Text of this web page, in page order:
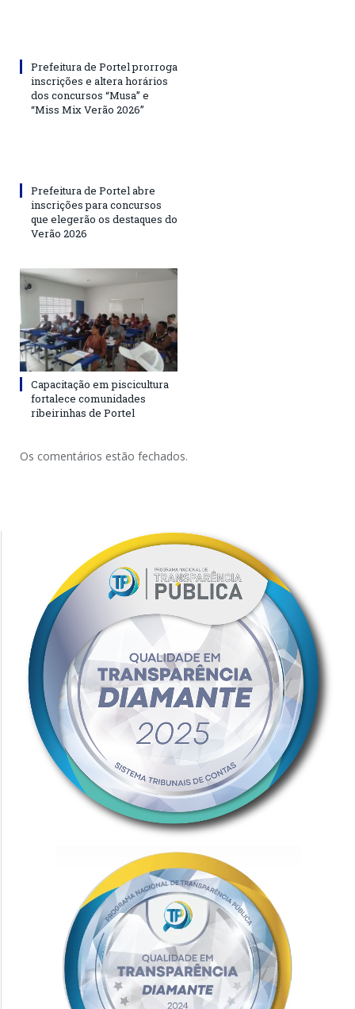
Prefeitura de Portel prorroga
inscrições e altera horários
dos concursos “Musa” e
“Miss Mix Verão 2026”
Prefeitura de Portel abre
inscrições para concursos
que elegerão os destaques do
Verão 2026
Capacitação em piscicultura
fortalece comunidades
ribeirinhas de Portel
Os comentários estão fechados.